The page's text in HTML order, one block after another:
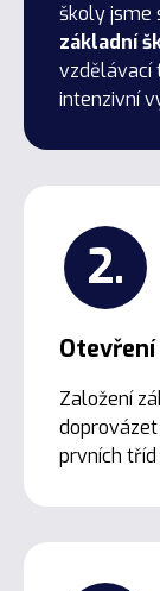
školy jsme
základní
vzdělávací
intenzivní
2.
Založení
prvních